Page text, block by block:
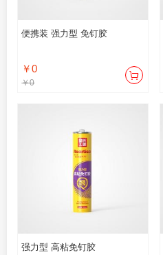
便携装 强力型 免钉胶
￥0
￥0
强力型 高粘免钉胶